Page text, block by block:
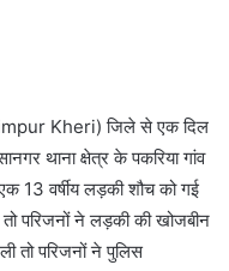
Kheri) जिले से एक दिल
थाना क्षेत्र के पकरिया गांव
13 वर्षीय लड़की शौच को गई
परिजनों ने लड़की की खोजबीन
तो परिजनों ने पुलिस